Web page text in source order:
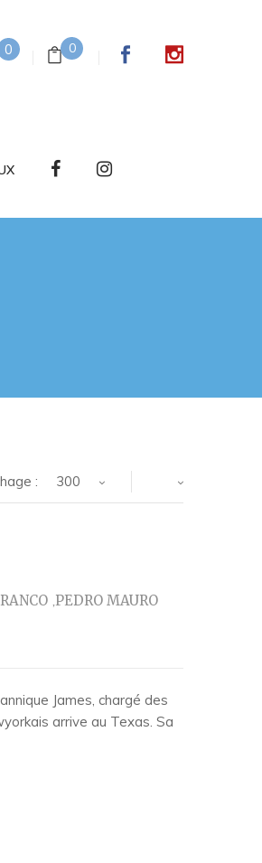
0 0
: 300
PEDRO MAURO
James, chargé des
arrive au Texas. Sa